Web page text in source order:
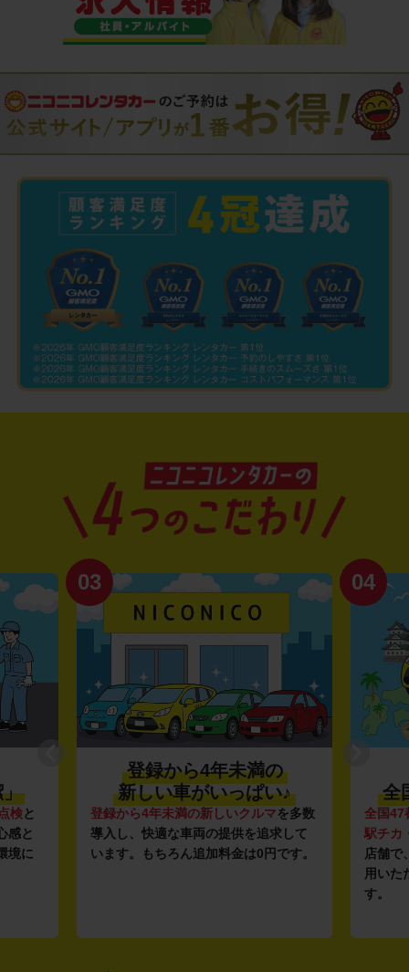
」
検と
感と
境に
03
登録から4年未満の
新しい車がいっぱい♪
登録から4年未満の新しいクルマを多数
導入し、快適な車両の提供を追求して
います。もちろん追加料金は0円です。
04
全
全国47
駅チカ
店舗で
用いた
す。